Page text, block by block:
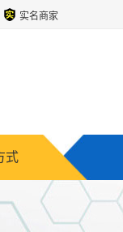
实名商家
式